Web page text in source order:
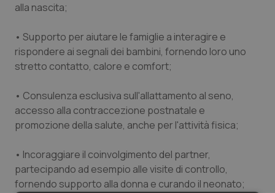
alla nascita;
• Supporto per aiutare le famiglie a interagire e
rispondere ai segnali dei bambini, fornendo loro uno
stretto contatto, calore e comfort;
• Consulenza esclusiva sull'allattamento al seno,
accesso alla contraccezione postnatale e
promozione della salute, anche per l'attività fisica;
• Incoraggiare il coinvolgimento del partner,
partecipando ad esempio alle visite di controllo,
fornendo supporto alla donna e curando il neonato;